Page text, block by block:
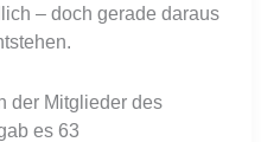
– doch gerade daraus
der Mitglieder des
es 63